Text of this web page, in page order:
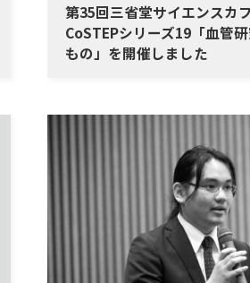
第35回三省堂サイエンスカ
CoSTEPシリーズ19「血管
もの」を開催しました